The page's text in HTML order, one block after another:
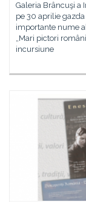
Galeria Brâncuşi a
pe 30 aprilie
importante nume
„Mari pictori
incursiune